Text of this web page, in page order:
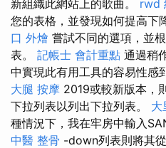
新組織此網站上的歌曲。 rwd
您的表格，並發現如何提高下
口 外燴 嘗試不同的選項，並
表。 記帳士 會計重點 通過稍
中實現此有用工具的容易性感
大腿 按摩 2019或較新版本，
下拉列表以列出下拉列表。 大
種情況下，我在牢房中輸入
中醫 整骨 -down列表則將其